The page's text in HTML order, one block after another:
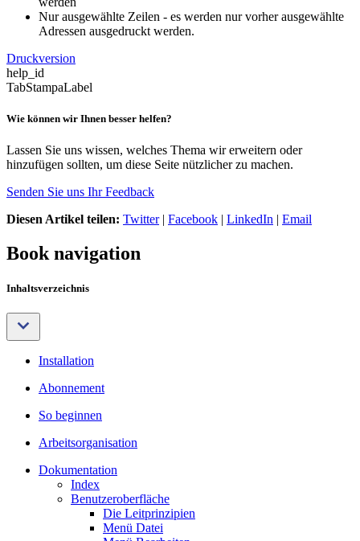
Nur ausgewählte Zeilen - es werden nur vorher ausgewählte
Adressen ausgedruckt werden.
Druckversion
help_id
TabStampaLabel
Wie können wir Ihnen besser helfen?
Lassen Sie uns wissen, welches Thema wir erweitern oder
hinzufügen sollten, um diese Seite nützlicher zu machen.
Senden Sie uns Ihr Feedback
Diesen Artikel teilen: Twitter| Facebook | LinkedIn | Email
Book navigation
Inhaltsverzeichnis
Installation
Abonnement
So beginnen
Arbeitsorganisation
Dokumentation
Index
Benutzeroberfläche
Die Leitprinzipien
Menü Datei